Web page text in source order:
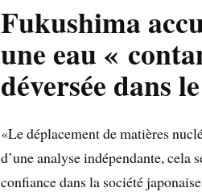
Fukushima
une eau «
déversée dans
«Le déplacement de matières
d’une analyse indépendante,
confiance dans la société